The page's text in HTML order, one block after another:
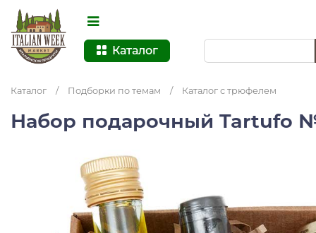
Каталог
Каталог / Подборки по темам / Каталог с трюфелем
Набор подарочный Tartufo